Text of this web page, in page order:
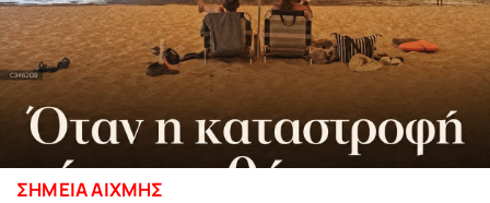
ΣΗΜΕΙΑ ΑΙΧΜΗΣ